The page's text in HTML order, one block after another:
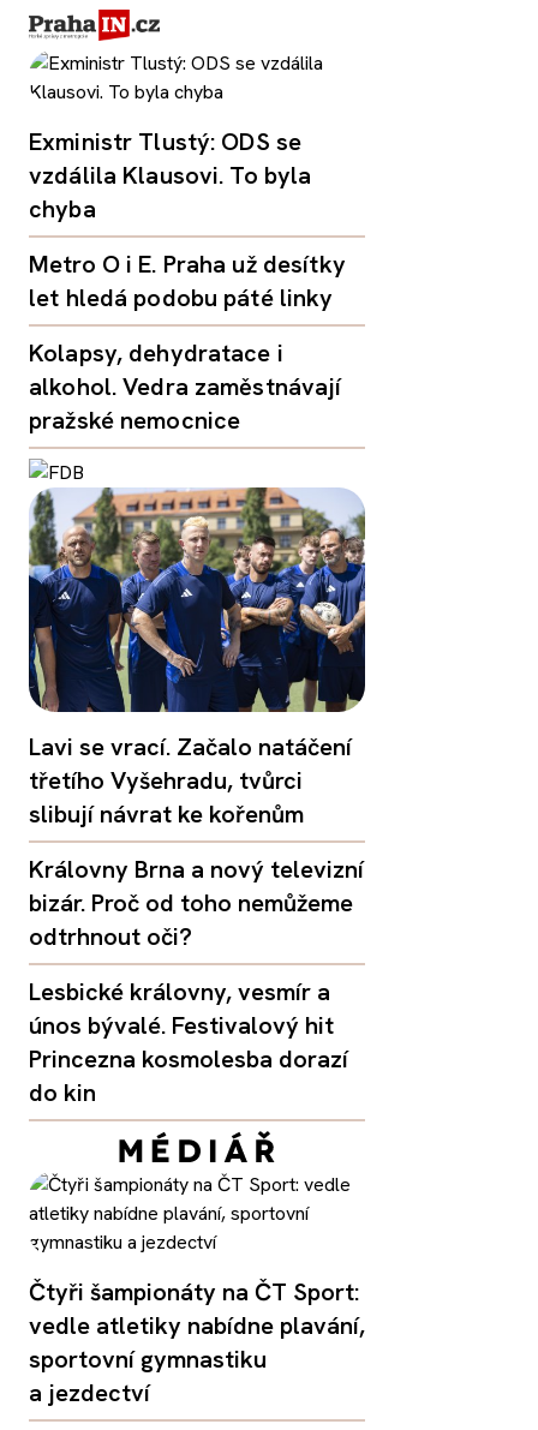
Exministr Tlustý: ODS se
vzdálila Klausovi. To byla
chyba
Metro O i E. Praha už desítky
let hledá podobu páté linky
Kolapsy, dehydratace i
alkohol. Vedra zaměstnávají
pražské nemocnice
Lavi se vrací. Začalo natáčení
třetího Vyšehradu, tvůrci
slibují návrat ke kořenům
Královny Brna a nový televizní
bizár. Proč od toho nemůžeme
odtrhnout oči?
Lesbické královny, vesmír a
únos bývalé. Festivalový hit
Princezna kosmolesba dorazí
do kin
Čtyři šampionáty na ČT Sport:
vedle atletiky nabídne plavání,
sportovní gymnastiku
a jezdectví